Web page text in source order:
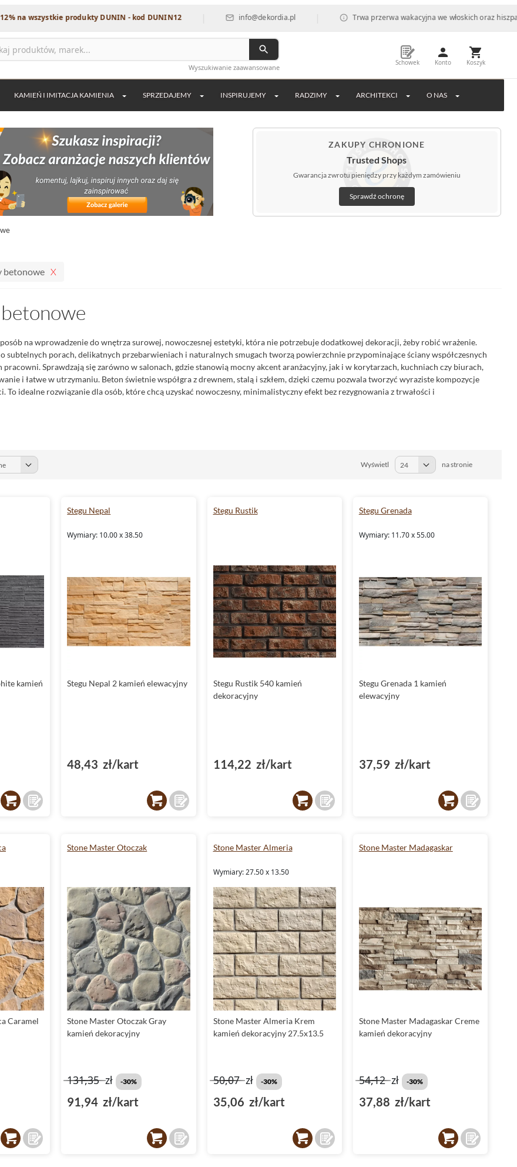
produkty DUNIN - kod DUNIN12 | info@dekordia.pl | Trwa przerwa wakacyjna we włoskich oraz hiszpańskich
Wyszukiwanie zaawansowane
Schowek Konto Koszyk
KAMIEŃ I IMITACJA KAMIENIA SPRZEDAJEMY INSPIRUJEMY RADZIMY ARCHITEKCI O NAS
ZAKUPY CHRONIONE
Trusted Shops
Gwarancja zwrotu pieniędzy przy każdym zamówieniu
Sprawdź ochronę
betonowe
na wprowadzenie do wnętrza surowej, nowoczesnej estetyki, która nie potrzebuje dodatkowej dekoracji, żeby robić wrażenie.
subtelnych porach, delikatnych przebarwieniach i naturalnych smugach tworzą powierzchnie przypominające ściany współczesnych
Sprawdzają się zarówno w salonach, gdzie stanowią mocny akcent aranżacyjny, jak i w korytarzach, kuchniach czy biurach,
i łatwe w utrzymaniu. Beton świetnie współgra z drewnem, stalą i szkłem, dzięki czemu pozwala tworzyć wyraziste kompozycje
To idealne rozwiązanie dla osób, które chcą uzyskać nowoczesny, minimalistyczny efekt bez rezygnowania z trwałości i
Wyświetl na stronie
kamień
Stegu Nepal
Wymiary: 10.00 x 38.50
Stegu Nepal 2 kamień elewacyjny
48,43 zł/kart
Stegu Rustik
Stegu Rustik 540 kamień
dekoracyjny
114,22 zł/kart
Stegu Grenada
Wymiary: 11.70 x 55.00
Stegu Grenada 1 kamień
elewacyjny
37,59 zł/kart
Caramel
Stone Master Otoczak
Stone Master Otoczak Gray
kamień dekoracyjny
131,35zł -30%
91,94 zł/kart
Stone Master Almeria
Wymiary: 27.50 x 13.50
Stone Master Almeria Krem
kamień dekoracyjny 27.5x13.5
50,07zł -30%
35,06 zł/kart
Stone Master Madagaskar
Stone Master Madagaskar Creme
kamień dekoracyjny
54,12zł -30%
37,88 zł/kart